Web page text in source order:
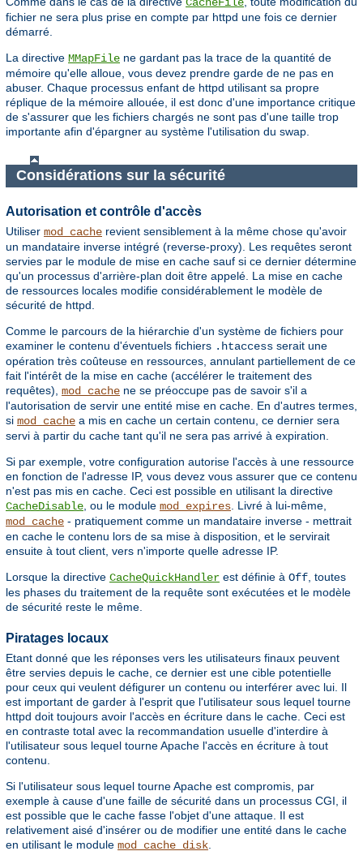
fichier ne sera plus prise en compte par httpd une fois ce dernier
démarré.
La directive MMapFile ne gardant pas la trace de la quantité de
mémoire qu'elle alloue, vous devez prendre garde de ne pas en
abuser. Chaque processus enfant de httpd utilisant sa propre
réplique de la mémoire allouée, il est donc d'une importance critique
de s'assurer que les fichiers chargés ne sont pas d'une taille trop
importante afin d'épargner au système l'utilisation du swap.
Considérations sur la sécurité
Autorisation et contrôle d'accès
Utiliser mod_cache revient sensiblement à la même chose qu'avoir
un mandataire inverse intégré (reverse-proxy). Les requêtes seront
servies par le module de mise en cache sauf si ce dernier détermine
qu'un processus d'arrière-plan doit être appelé. La mise en cache
de ressources locales modifie considérablement le modèle de
sécurité de httpd.
Comme le parcours de la hiérarchie d'un système de fichiers pour
examiner le contenu d'éventuels fichiers .htaccess serait une
opération très coûteuse en ressources, annulant partiellement de ce
fait l'intérêt de la mise en cache (accélérer le traitement des
requêtes), mod_cache ne se préoccupe pas de savoir s'il a
l'autorisation de servir une entité mise en cache. En d'autres termes,
si mod_cache a mis en cache un certain contenu, ce dernier sera
servi à partir du cache tant qu'il ne sera pas arrivé à expiration.
Si par exemple, votre configuration autorise l'accès à une ressource
en fonction de l'adresse IP, vous devez vous assurer que ce contenu
n'est pas mis en cache. Ceci est possible en utilisant la directive
CacheDisable, ou le module mod_expires. Livré à lui-même,
mod_cache - pratiquement comme un mandataire inverse - mettrait
en cache le contenu lors de sa mise à disposition, et le servirait
ensuite à tout client, vers n'importe quelle adresse IP.
Lorsque la directive CacheQuickHandler est définie à Off, toutes
les phases du traitement de la requête sont exécutées et le modèle
de sécurité reste le même.
Piratages locaux
Etant donné que les réponses vers les utilisateurs finaux peuvent
être servies depuis le cache, ce dernier est une cible potentielle
pour ceux qui veulent défigurer un contenu ou interférer avec lui. Il
est important de garder à l'esprit que l'utilisateur sous lequel tourne
httpd doit toujours avoir l'accès en écriture dans le cache. Ceci est
en contraste total avec la recommandation usuelle d'interdire à
l'utilisateur sous lequel tourne Apache l'accès en écriture à tout
contenu.
Si l'utilisateur sous lequel tourne Apache est compromis, par
exemple à cause d'une faille de sécurité dans un processus CGI, il
est possible que le cache fasse l'objet d'une attaque. Il est
relativement aisé d'insérer ou de modifier une entité dans le cache
en utilisant le module mod_cache_disk.